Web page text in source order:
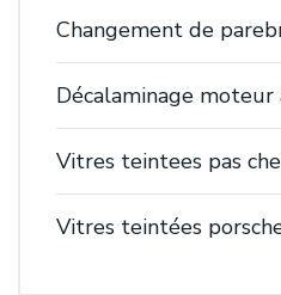
Changement de
Décalaminage moteur
Vitres teintees pas
Vitres teintées